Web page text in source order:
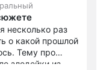
несколько раз
о какой прошлой
Тему про
злодейки из